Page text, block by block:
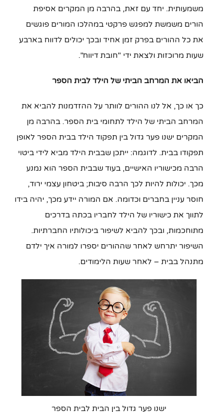
משמעותית. יחד עם זאת, בהרבה מן המקרים אסיפת
הורים משמשת למפגש פרקטי במהלכו המורים פוגשים
את כל ההורים בפרק זמן אחיד ובכך יכולים לדווח בארבע
שעות מרוכזות ולצאת ידי "חובת דיווח".
הביאו את המרחב הביתי של הילד לבית הספר
כך או כך, אל לנו ההורים לוותר על ההזדמנות להביא את
המרחב הביתי של הילד לתחומי בית הספר. בהרבה מן
המקרים ישנו פער גדול בין תפקוד הילד בבית הספר לאופן
תפקודו בבית. לדוגמה: ייתכן שבבית הילד מביא לידי ביטוי
הרבה מכישוריו האישיים, בעוד שבבית הספר הוא נמנע
מכך. יכולות להיות לכך הרבה סיבות; ביטחון עצמי ירוד,
חוסר עניין בחברים וכדומה. אם המורה יידע מכך, יהיה בידו
לתווך את כישוריו של הילד לחבריו בכתה בדרכים
מתוחכמות, ובכך להביא לשיפור ביכולותיו החברתיות.
השיפור יתרחש לאחר שההורים יספרו למורה איך ילדם
מתנהל בבית – לאחר שעות הלימודים.
ישנו פער גדול בין הבית לבית הספר